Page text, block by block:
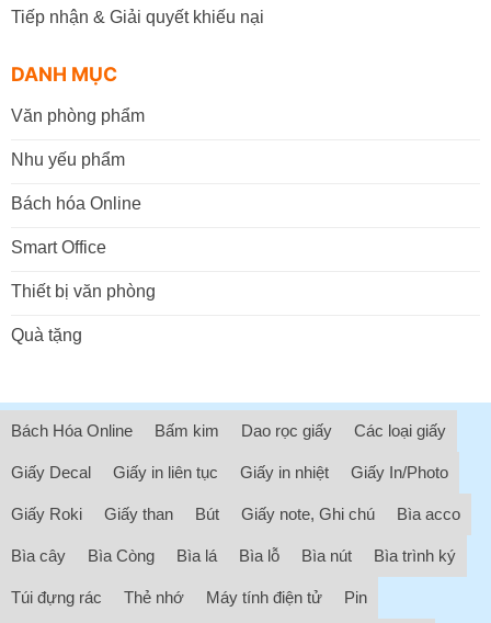
Tiếp nhận & Giải quyết khiếu nại
DANH MỤC
Văn phòng phẩm
Nhu yếu phẩm
Bách hóa Online
Smart Office
Thiết bị văn phòng
Quà tặng
Bách Hóa Online Bấm kim Dao rọc giấy Các loại giấy
Giấy Decal Giấy in liên tục Giấy in nhiệt Giấy In/Photo
Giấy Roki Giấy than Bút Giấy note, Ghi chú Bìa acco
Bìa cây Bìa Còng Bìa lá Bìa lỗ Bìa nút Bìa trình ký
Túi đựng rác Thẻ nhớ Máy tính điện tử Pin